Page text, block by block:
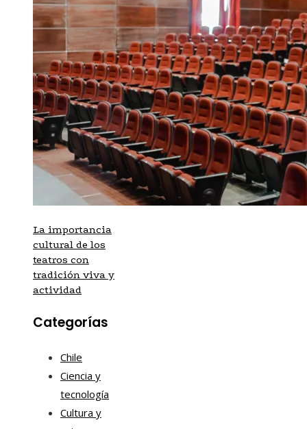
La importancia
cultural de los
teatros con
tradición viva y
actividad
Categorías
Chile
Ciencia y
tecnología
Cultura y